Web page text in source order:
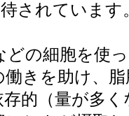
されています
どの細胞を使
きを助け、
的（量が多